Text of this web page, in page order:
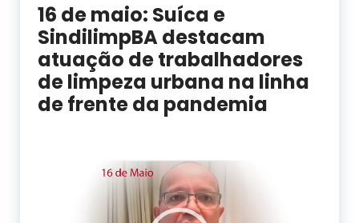
16 de maio: Suíca e
SindilimpBA destacam
atuação de trabalhadores
de limpeza urbana na linha
de frente da pandemia